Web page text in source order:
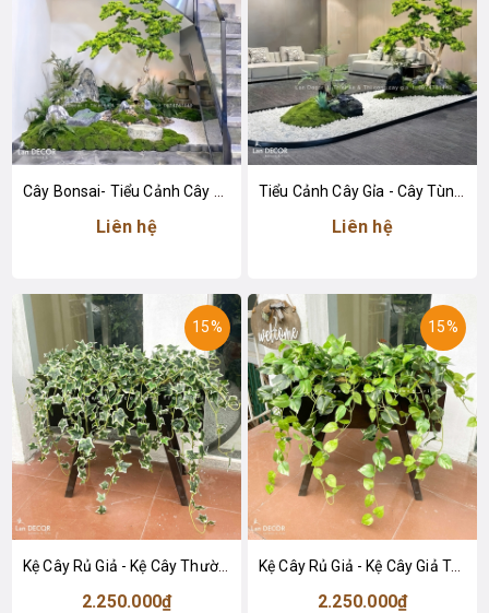
Liên hệ Liên hệ
15%
Kệ Cây Rủ Giả - Kệ Cây Thường Xuân Rủ Giả Decor Tiểu Cảnh Độc Đáo (90X40X80cm)- BC287
2.250.000₫
15%
Kệ Cây Rủ Giả - Kệ Cây Giả Trang Trí Tiểu Cảnh Xanh (90X40X80cm)- BC286
2.250.000₫